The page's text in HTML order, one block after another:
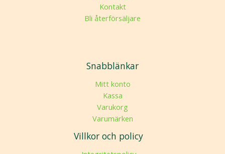
Kontakt
Bli återförsäljare
Snabblänkar
Mitt konto
Kassa
Varukorg
Varumärken
Villkor och policy